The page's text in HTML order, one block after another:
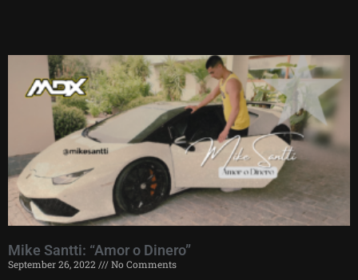
Mike Santti: “Amor o Dinero”
September 26, 2022 No Comments